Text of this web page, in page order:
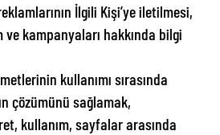
İlgili Kişi’ye iletilmesi,
ve kampanyaları hakkında bilgi
kullanımı sırasında
çözümünü sağlamak,
kullanım, sayfalar arasında